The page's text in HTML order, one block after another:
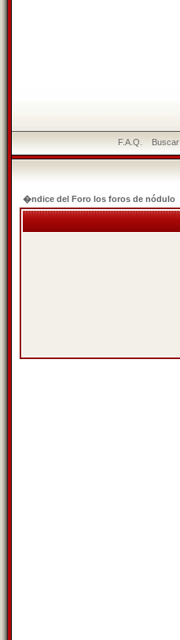
F.A.Q. Buscar
�ndice del Foro los foros de nódulo